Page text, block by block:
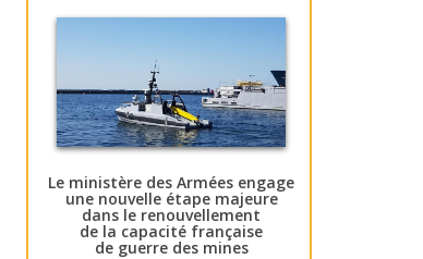
Le ministère des Armées engage
une nouvelle étape majeure
dans le renouvellement
de la capacité française
de guerre des mines